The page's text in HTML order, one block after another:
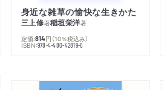
身近な雑草の愉快な生きかた
三上修著稲垣栄洋著
定価:814円 （10％税込み）
ISBN:978-4-480-42819-6